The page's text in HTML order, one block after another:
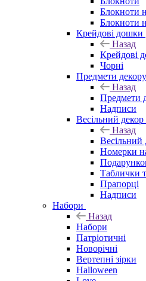
Блокноти
Блокноти
Крейдові дошки
Назад
Крейдові
Чорні
Предмети декору
Назад
Предмети
Надписи
Весільний декор
Назад
Весільний
Номерки
Таблички
Прапорці
Надписи
Набори
Назад
Набори
Патріотичні
Новорічні
Вертепні зірки
Halloween